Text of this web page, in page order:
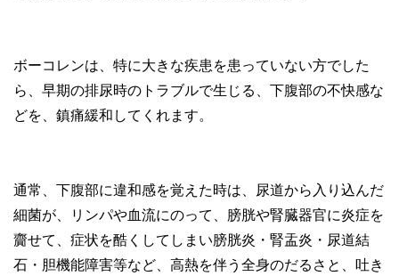
ボーコレンは、特に大きな疾患を患っていない方でした
ら、早期の排尿時のトラブルで生じる、下腹部の不快感な
どを、鎮痛緩和してくれます。
通常、下腹部に違和感を覚えた時は、尿道から入り込んだ
細菌が、リンパや血流にのって、膀胱や腎臓器官に炎症を
齎せて、症状を酷くしてしまい膀胱炎・腎盂炎・尿道結
石・胆機能障害等など、高熱を伴う全身のだるさと、吐き